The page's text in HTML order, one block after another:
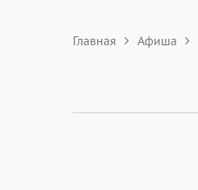
Главная Афиша